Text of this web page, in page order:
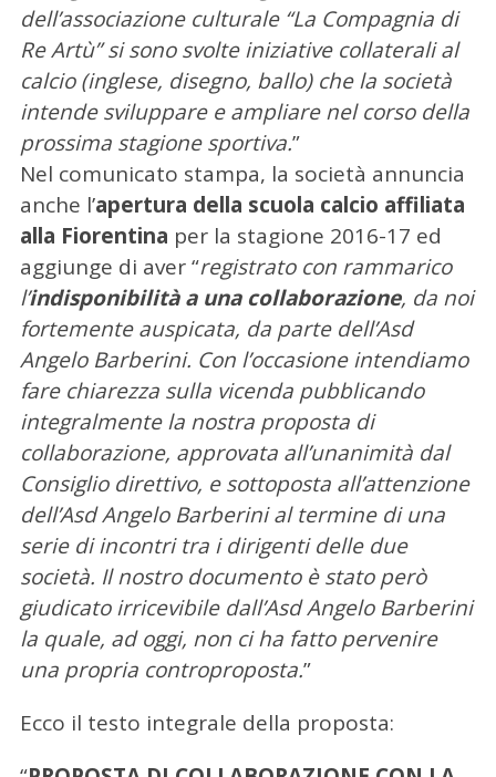
dell’associazione culturale “La Compagnia di
Re Artù” si sono svolte iniziative collaterali al
calcio (inglese, disegno, ballo) che la società
intende sviluppare e ampliare nel corso della
prossima stagione sportiva.”
Nel comunicato stampa, la società annuncia
anche l’apertura della scuola calcio affiliata
alla Fiorentina per la stagione 2016-17 ed
aggiunge di aver “registrato con rammarico
l’indisponibilità a una collaborazione, da noi
fortemente auspicata, da parte dell’Asd
Angelo Barberini. Con l’occasione intendiamo
fare chiarezza sulla vicenda pubblicando
integralmente la nostra proposta di
collaborazione, approvata all’unanimità dal
Consiglio direttivo, e sottoposta all’attenzione
dell’Asd Angelo Barberini al termine di una
serie di incontri tra i dirigenti delle due
società. Il nostro documento è stato però
giudicato irricevibile dall’Asd Angelo Barberini
la quale, ad oggi, non ci ha fatto pervenire
una propria controproposta.”
Ecco il testo integrale della proposta: